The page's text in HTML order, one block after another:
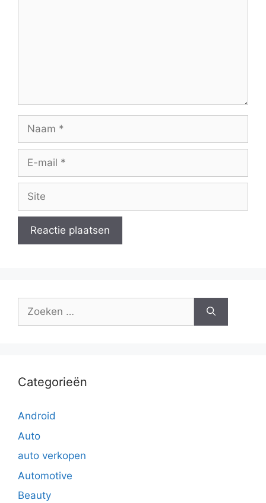
Naam
Site
Zoek
Categorieën
Android
Auto
auto verkopen
Automotive
Beauty